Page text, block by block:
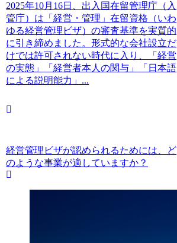
2025年10月16日、出入国在留管理庁（入
管庁）は「経営・管理」在留資格（いわ
ゆる経営管理ビザ）の審査基準を実質的
に引き締めました。形式的な会社設立だ
けでは許可されない時代に入り、「経営
の実態」「経営者本人の関与」「日本語
による説明能力」...
経営管理ビザが認められるためには、ど
のような事業が適していますか？